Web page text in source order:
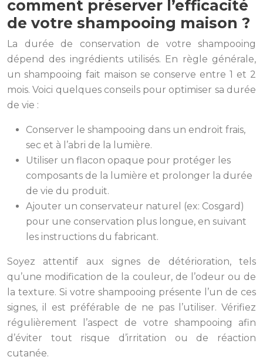
comment préserver l’efficacité
de votre shampooing maison ?
La durée de conservation de votre shampooing
dépend des ingrédients utilisés. En règle générale,
un shampooing fait maison se conserve entre 1 et 2
mois. Voici quelques conseils pour optimiser sa durée
de vie :
Conserver le shampooing dans un endroit frais,
sec et à l’abri de la lumière.
Utiliser un flacon opaque pour protéger les
composants de la lumière et prolonger la durée
de vie du produit.
Ajouter un conservateur naturel (ex: Cosgard)
pour une conservation plus longue, en suivant
les instructions du fabricant.
Soyez attentif aux signes de détérioration, tels
qu’une modification de la couleur, de l’odeur ou de
la texture. Si votre shampooing présente l’un de ces
signes, il est préférable de ne pas l’utiliser. Vérifiez
régulièrement l’aspect de votre shampooing afin
d’éviter tout risque d’irritation ou de réaction
cutanée.